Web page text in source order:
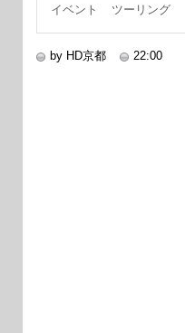
イベント ツーリング
by HD京都 22:00